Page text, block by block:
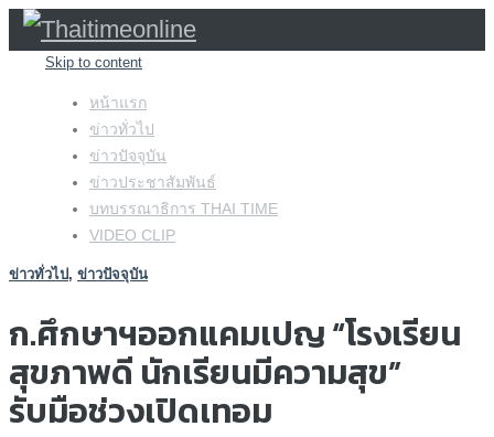
Skip to content
หน้าแรก
ข่าวทั่วไป
ข่าวปัจจุบัน
ข่าวประชาสัมพันธ์
บทบรรณาธิการ THAI TIME
VIDEO CLIP
ข่าวทั่วไป, ข่าวปัจจุบัน
ก.ศึกษาฯออกแคมเปญ “โรงเรียน
สุขภาพดี นักเรียนมีความสุข”
รับมือช่วงเปิดเทอม